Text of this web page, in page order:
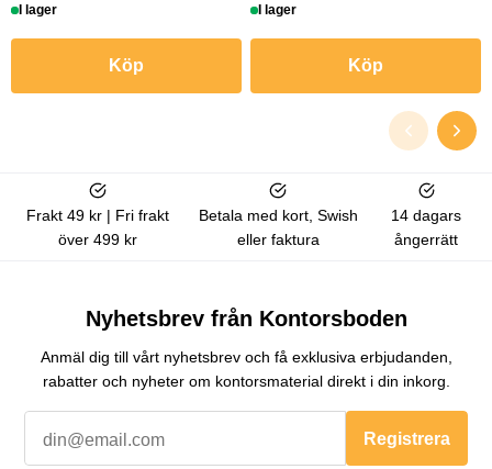
I lager
Köp
I lager
Köp
Frakt 49 kr | Fri frakt
över 499 kr
Betala med kort, Swish
eller faktura
14 dagars
ångerrätt
Nyhetsbrev från Kontorsboden
Anmäl dig till vårt nyhetsbrev och få exklusiva erbjudanden,
rabatter och nyheter om kontorsmaterial direkt i din inkorg.
Registrera